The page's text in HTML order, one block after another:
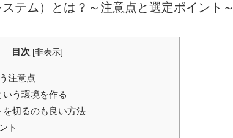
テム）とは？～注意点と選定ポイント～
目次 [非表示]
注意点
いう環境を作る
切るのも良い方法
ト